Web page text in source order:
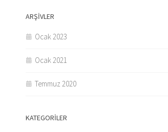
ARŞIVLER
Ocak 2023
Ocak 2021
Temmuz 2020
KATEGORILER